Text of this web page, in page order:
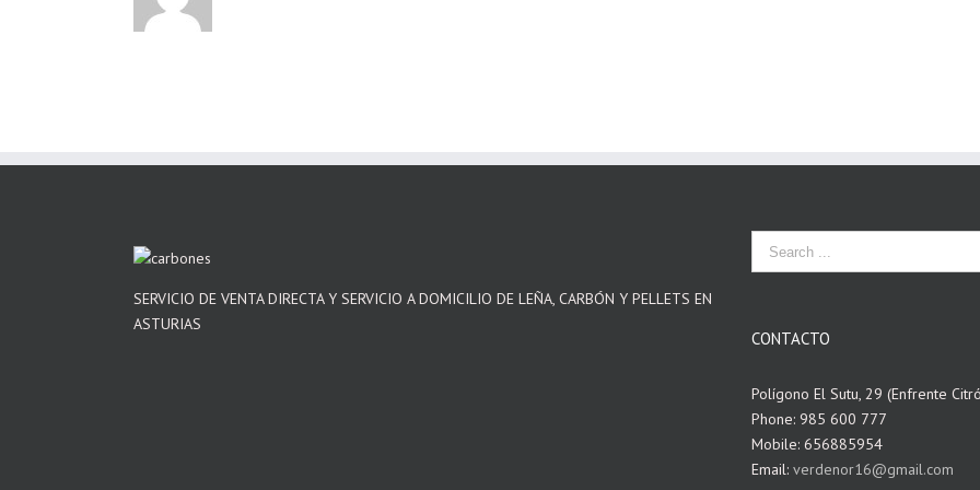
SERVICIO DE VENTA DIRECTA Y SERVICIO A DOMICILIO DE LEÑA, CARBÓN Y PELLETS EN
ASTURIAS
CONTACTO
Polígono El Sutu, 29 (Enfrente
Phone: 985 600 777
Mobile: 656885954
Email: verdenor16@gmail.com